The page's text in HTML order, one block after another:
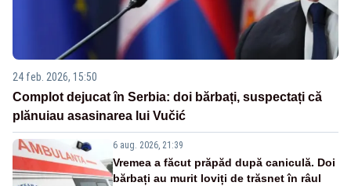
24 feb. 2026, 15:50
Complot dejucat în Serbia: doi bărbați, suspectați că
plănuiau asasinarea lui Vučić
6 aug. 2026, 21:39
Vremea a făcut prăpăd după caniculă. Doi
bărbați au murit loviți de trăsnet în râul